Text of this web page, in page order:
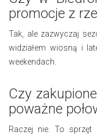
promocje z
Tak, ale zazwyczaj
widziałem wiosną i
weekendach.
Czy
poważne
Raczej nie. To sprzęt